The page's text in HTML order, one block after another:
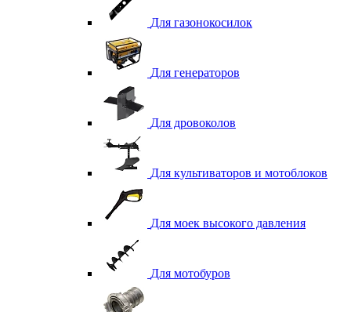
Для газонокосилок
Для генераторов
Для дровоколов
Для культиваторов и мотоблоков
Для моек высокого давления
Для мотобуров